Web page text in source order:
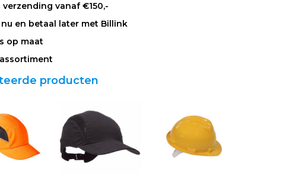
verzending vanaf €150,-
en betaal later met Billink
op maat
producten